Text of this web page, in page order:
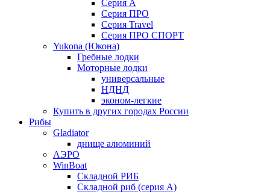
Серия А
Серия ПРО
Серия Travel
Серия ПРО СПОРТ
Yukona (Юкона)
Гребные лодки
Моторные лодки
универсальные
НДНД
эконом-легкие
Купить в других городах России
Рибы
Gladiator
днище алюминий
АЭРО
WinBoat
Складной РИБ
Складной риб (серия А)